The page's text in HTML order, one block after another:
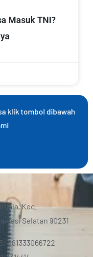
Masuk TNI?
klik tombol dibawah
Kec.
Selatan 90231
081333066722